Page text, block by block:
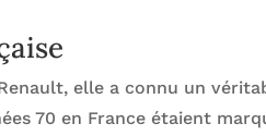
elle a connu un
70 en France étaient